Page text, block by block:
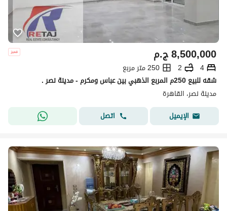
ج.م8,500,000
4
2
250 متر مربع
شقه للبيع 250م المربع الذهبي بين عباس ومكرم - مدينة نصر .
مدينة نصر، القاهرة
الإيميل
اتصل